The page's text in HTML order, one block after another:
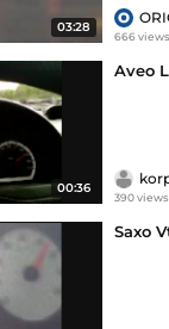
03:28
666 views
00:36
Aveo
390 views
Saxo